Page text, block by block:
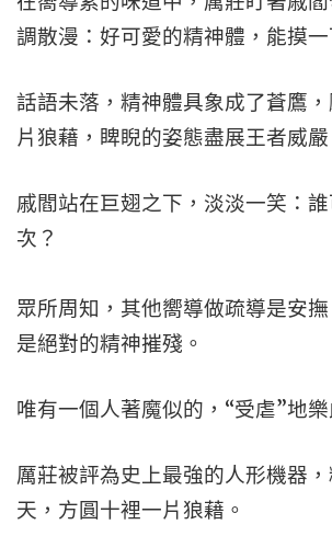
調散漫：好可愛的精神體，能摸一
話語未落，精神體具象成了蒼鷹
片狼藉，睥睨的姿態盡展王者威嚴
戚閻站在巨翅之下，淡淡一笑：
次？
眾所周知，其他嚮導做疏導是安
是絕對的精神摧殘。
唯有一個人著魔似的，“受虐”地樂
厲莊被評為史上最強的人形機器
天，方圓十裡一片狼藉。